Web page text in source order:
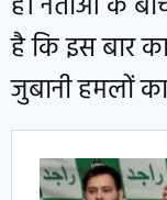
है कि इस बार
जुबानी हमलों